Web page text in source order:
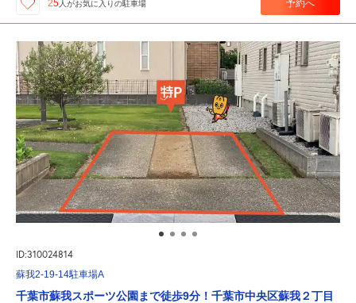
25人がお気に入りの駐車場 予約へ
ID:310024814
蘇我2-19-14駐車場A
千葉市蘇我スポーツ公園まで徒歩9分！千葉市中央区蘇我２丁目